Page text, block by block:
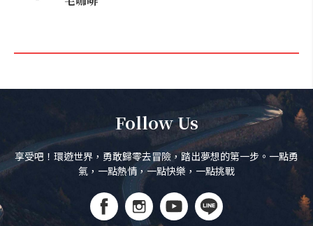
Follow Us
享受吧！環遊世界，勇敢歸零去冒險，踏出夢想的第一步。一點勇
氣，一點熱情，一點快樂，一點挑戰